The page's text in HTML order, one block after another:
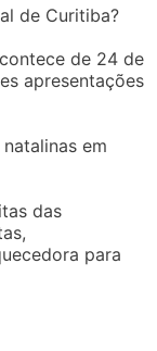
de Curitiba?
de 24 de
apresentações
em
das
para